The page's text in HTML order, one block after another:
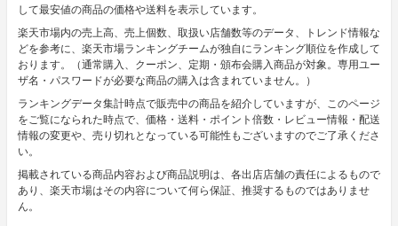
して最安値の商品の価格や送料を表示しています。
楽天市場内の売上高、売上個数、取扱い店舗数等のデータ、トレンド情報な
どを参考に、楽天市場ランキングチームが独自にランキング順位を作成して
おります。（通常購入、クーポン、定期・頒布会購入商品が対象。専用ユー
ザ名・パスワードが必要な商品の購入は含まれていません。）
ランキングデータ集計時点で販売中の商品を紹介していますが、このページ
をご覧になられた時点で、価格・送料・ポイント倍数・レビュー情報・配送
情報の変更や、売り切れとなっている可能性もございますのでご了承くださ
い。
掲載されている商品内容および商品説明は、各出店店舗の責任によるもので
あり、楽天市場はその内容について何ら保証、推奨するものではありませ
ん。